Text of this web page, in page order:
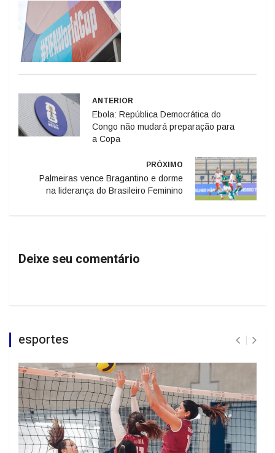
ANTERIOR
Ebola: República Democrática do
Congo não mudará preparação para
a Copa
PRÓXIMO
Palmeiras vence Bragantino e dorme
na liderança do Brasileiro Feminino
Deixe seu comentário
esportes